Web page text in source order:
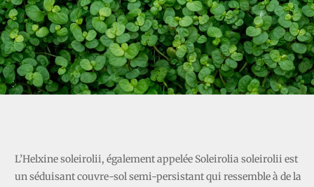
L’Helxine soleirolii, également appelée Soleirolia soleirolii est
un séduisant couvre-sol semi-persistant qui ressemble à de la